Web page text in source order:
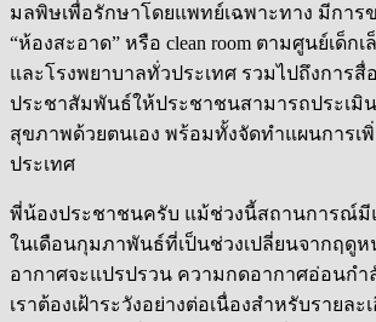
มลพิษเพื่อรักษาโดยแพทย์เฉพาะทาง มีกา
“ห้องสะอาด” หรือ clean room ตามศูนย์เด็ก
และโรงพยาบาลทั่วประเทศ รวมไปถึงการสื่
ประชาสัมพันธ์ให้ประชาชนสามารถประเมิ
สุขภาพด้วยตนเอง พร้อมทั้งจัดทำแผนการเ
ประเทศ
พี่น้องประชาชนครับ แม้ช่วงนี้สถานการณ์มี
ในเดือนกุมภาพันธ์ที่เป็นช่วงเปลี่ยนจากฤดูห
อากาศจะแปรปรวน ความกดอากาศอ่อนกำ
เราต้องเฝ้าระวังอย่างต่อเนื่องสำหรับรายล